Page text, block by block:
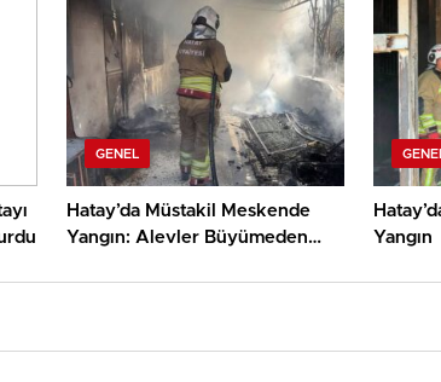
GENEL
Hatay’da Müstakil Meskende
Yangın: Alevler Büyümeden
Yangın